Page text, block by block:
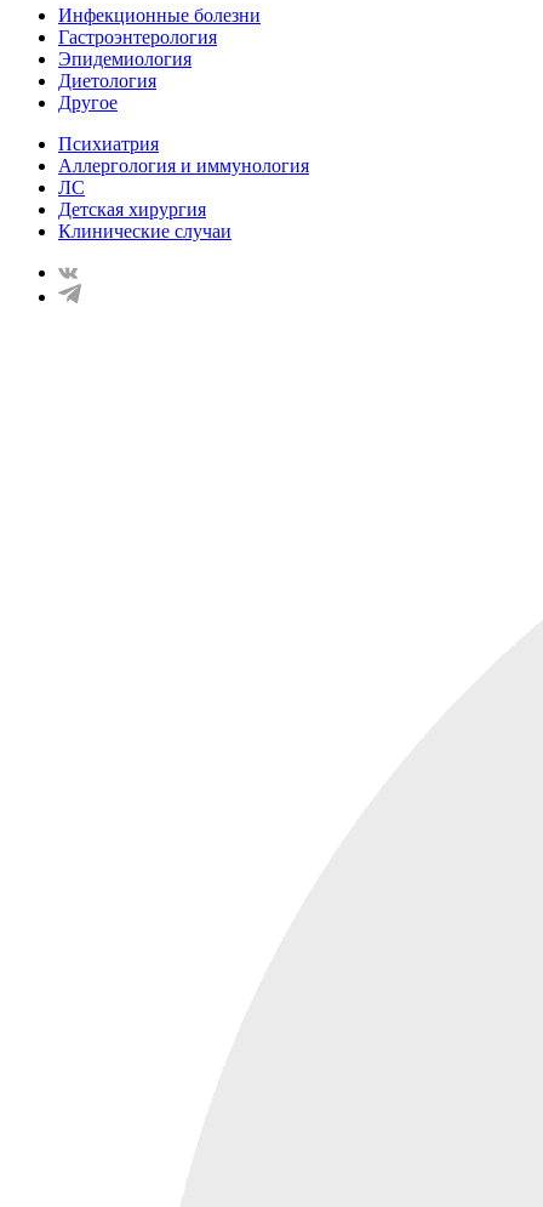
Инфекционные болезни
Гастроэнтерология
Эпидемиология
Диетология
Другое
Психиатрия
Аллергология и иммунология
ЛС
Детская хирургия
Клинические случаи